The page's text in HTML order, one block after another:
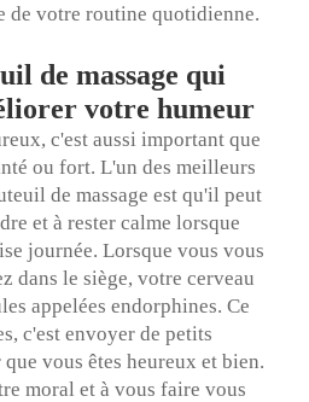
de votre routine quotidienne.
de massage qui
votre humeur
c'est aussi important que
ou fort. L'un des meilleurs
de massage est qu'il peut
et à rester calme lorsque
journée. Lorsque vous vous
dans le siège, votre cerveau
appelées endorphines. Ce
c'est envoyer de petits
vous êtes heureux et bien.
moral et à vous faire vous